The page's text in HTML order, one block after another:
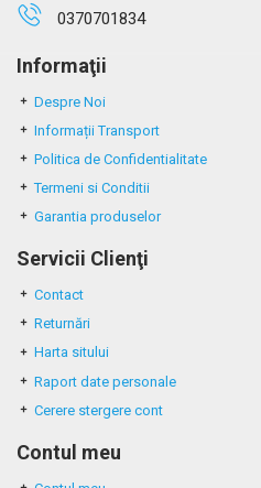
0370701834
Informaţii
Despre Noi
Informații Transport
Politica de Confidentialitate
Termeni si Conditii
Garantia produselor
Servicii Clienţi
Contact
Returnări
Harta sitului
Raport date personale
Cerere stergere cont
Contul meu